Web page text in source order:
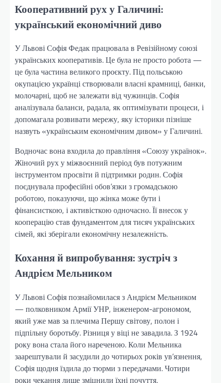
Кооперативний рух у Галичині:
український економічний диво
У Львові Софія Федак працювала в Ревізійному союзі
українських кооперативів. Це була не просто робота —
це була частина великого проєкту. Під польською
окупацією українці створювали власні крамниці, банки,
молочарні, щоб не залежати від чужинців. Софія
аналізувала баланси, радала, як оптимізувати процеси, і
допомагала розвивати мережу, яку історики пізніше
назвуть «українським економічним дивом» у Галичині.
Водночас вона входила до правління «Союзу українок».
Жіночий рух у міжвоєнний період був потужним
інструментом просвіти й підтримки родин. Софія
поєднувала професійні обов’язки з громадською
роботою, показуючи, що жінка може бути і
фінансисткою, і активісткою одночасно. Її внесок у
кооперацію став фундаментом для тисяч українських
сімей, які зберігали економічну незалежність.
Кохання й випробування: зустріч з
Андрієм Мельником
У Львові Софія познайомилася з Андрієм Мельником
— полковником Армії УНР, інженером-агрономом,
який уже мав за плечима Першу світову, полон і
підпільну боротьбу. Різниця у віці не завадила. З 1924
року вона стала його нареченою. Коли Мельника
заарештували й засудили до чотирьох років ув’язнення,
Софія щодня їздила до тюрми з передачами. Чотири
роки чекання лише зміцнили їхні почуття.